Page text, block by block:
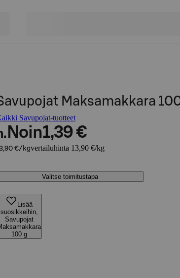
Maksamakkara
Savupojat-tuotteet
Noin1,39 €
€/kgvertailuhinta 13,90 €/kg
Valitse toimitustapa
Lisää
suosikkeihin,
Savupojat
100 g